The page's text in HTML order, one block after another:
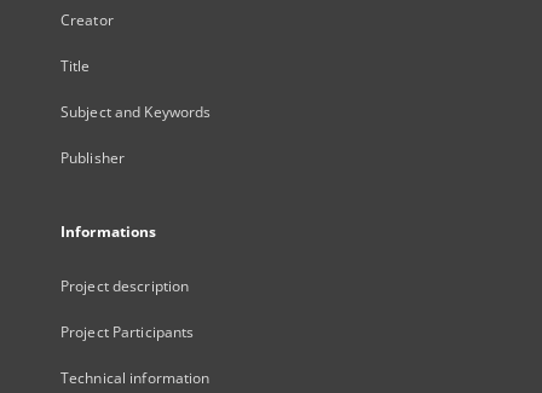
Creator
Title
Subject and Keywords
Publisher
Informations
Project description
Project Participants
Technical information